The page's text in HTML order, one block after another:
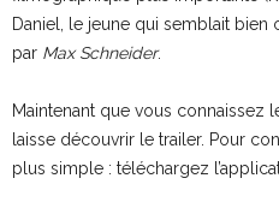
Daniel, le jeune qui semblait bien
par Max Schneider.
Maintenant que vous connaissez
laisse découvrir le trailer. Pour
plus simple : téléchargez